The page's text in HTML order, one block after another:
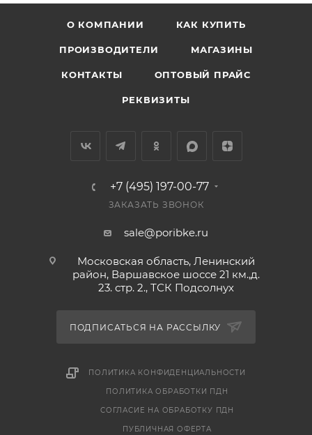
рукой запас любимого хрустящего лакомства.
равномерную пористость и выразительный вкус с
ярким ароматом натурального чеснока и ржаного
текстурой, которая отлично дополняет соусы и
► Традиционное быстрое лакомство для компании
в качестве самостоятельной сытной закуски к
охлажденным напиткам.
► Классический гастрономический компаньон для
гороховому супу.
► Ароматная добавка для плотных мясных салатов,
где хрустящая основа гармонирует с копченостями,
О КОМПАНИИ КАК КУПИТЬ
ПРОИЗВОДИТЕЛИ МАГАЗИНЫ
КОНТАКТЫ ОПТОВЫЙ ПРАЙС
РЕКВИЗИТЫ
+7 (495) 197-00-77
ЗАКАЗАТЬ ЗВОНОК
sale@poribke.ru
Московская область, Ленинский
район, Варшавское шоссе 21 км.,д.
23. стр. 2., ТСК Подсолнух
ПОДПИСАТЬСЯ НА РАССЫЛКУ
ПОЛИТИКА КОНФИДЕНЦИАЛЬНОСТИ
ПОЛИТИКА ОБРАБОТКИ ПДН
СОГЛАСИЕ НА ОБРАБОТКУ ПДН
ПУБЛИЧНАЯ ОФЕРТА